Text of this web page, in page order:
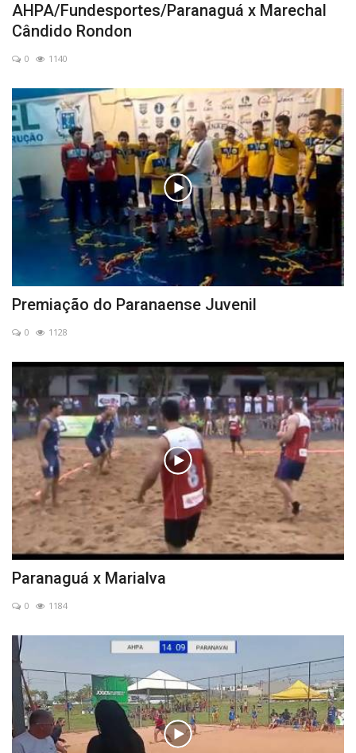
AHPA/Fundesportes/Paranaguá x Marechal
Cândido Rondon
0 1140
Premiação do Paranaense Juvenil
0 1128
Paranaguá x Marialva
0 1184